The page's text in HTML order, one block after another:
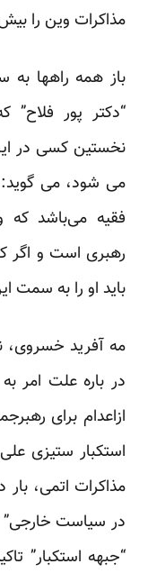
مذاکرات وین را
باز همه راهها
“دکتر پور
نخستین کسی در
می شود، می
فقیه می‌باشد که
رهبری است و اگر
باید او را به سمت
مه آفرید خسروی،
در باره علت امر
ازاعدام برای
استکبار ستیزی
مذاکرات اتمی،
در سیاست خارجی”
“جبهه استکبار”